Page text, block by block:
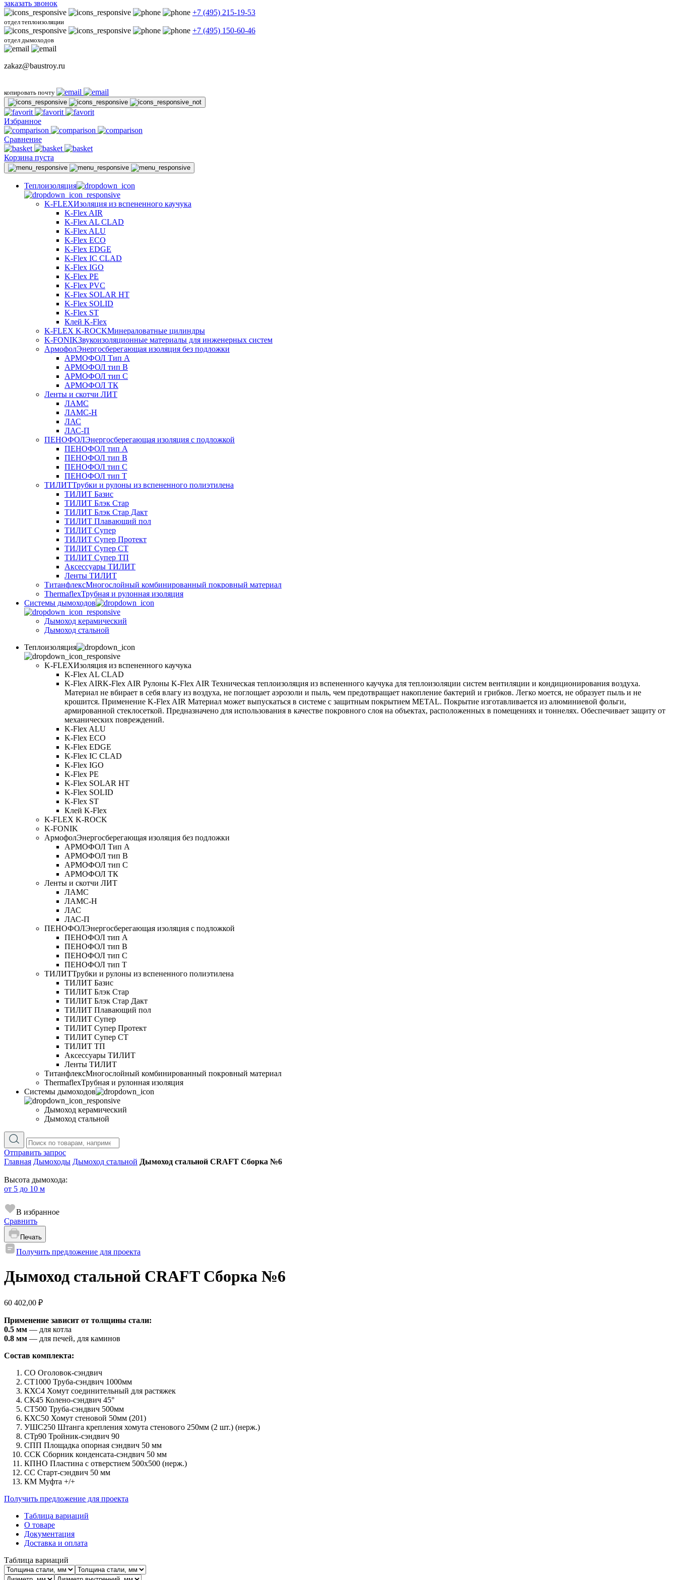
заказать звонок
+7 (495) 215-19-53
отдел теплоизоляции
+7 (495) 150-60-46
отдел дымоходов
zakaz@baustroy.ru
копировать почту
Избранное
Сравнение
Корзина пуста
Теплоизоляция
K-FLEXИзоляция из вспененного каучука
K-Flex AIR
K-Flex AL CLAD
K-Flex ALU
K-Flex ECO
K-Flex EDGE
K-Flex IC CLAD
K-Flex IGO
K-Flex PE
K-Flex PVC
K-Flex SOLAR HT
K-Flex SOLID
K-Flex ST
Клей K-Flex
K-FLEX K-ROCKМинераловатные цилиндры
K-FONIKЗвукоизоляционные материалы для инженерных систем
АрмофолЭнергосберегающая изоляция без подложки
АРМОФОЛ Тип А
АРМОФОЛ тип В
АРМОФОЛ тип C
АРМОФОЛ ТК
Ленты и скотчи ЛИТ
ЛАМС
ЛАМС-Н
ЛАС
ЛАС-П
ПЕНОФОЛЭнергосберегающая изоляция с подложкой
ПЕНОФОЛ тип А
ПЕНОФОЛ тип B
ПЕНОФОЛ тип C
ПЕНОФОЛ тип T
ТИЛИТТрубки и рулоны из вспененного полиэтилена
ТИЛИТ Базис
ТИЛИТ Блэк Стар
ТИЛИТ Блэк Стар Дакт
ТИЛИТ Плавающий пол
ТИЛИТ Супер
ТИЛИТ Супер Протект
ТИЛИТ Супер СТ
ТИЛИТ Супер ТП
Аксессуары ТИЛИТ
Ленты ТИЛИТ
ТитанфлексМногослойный комбинированный покровный материал
ThermaflexТрубная и рулонная изоляция
Cистемы дымоходов
Дымоход керамический
Дымоход стальной
Теплоизоляция
K-FLEXИзоляция из вспененного каучука
K-Flex AL CLAD
K-Flex AIRK-Flex AIR Рулоны K-Flex AIR Техническая теплоизоляция из вспененного каучука для теплоизоляции систем вентиляции и кондиционирования воздуха.
Материал не вбирает в себя влагу из воздуха, не поглощает аэрозоли и пыль, чем предотвращает накопление бактерий и грибков. Легко моется, не образует пыль и не
крошится. Применение K-Flex AIR Материал может выпускаться в системе c защитным покрытием METAL. Покрытие изготавливается из алюминиевой фольги,
армированной стеклосеткой. Предназначено для использования в качестве покровного слоя на объектах, расположенных в помещениях и тоннелях. Обеспечивает защиту от
механических повреждений.
K-Flex ALU
K-Flex ECO
K-Flex EDGE
K-Flex IC CLAD
K-Flex IGO
K-Flex PE
K-Flex SOLAR HT
K-Flex SOLID
K-Flex ST
Клей K-Flex
K-FLEX K-ROCK
K-FONIK
АрмофолЭнергосберегающая изоляция без подложки
АРМОФОЛ Тип А
АРМОФОЛ тип В
АРМОФОЛ тип C
АРМОФОЛ ТК
Ленты и скотчи ЛИТ
ЛАМС
ЛАМС-Н
ЛАС
ЛАС-П
ПЕНОФОЛЭнергосберегающая изоляция с подложкой
ПЕНОФОЛ тип А
ПЕНОФОЛ тип B
ПЕНОФОЛ тип C
ПЕНОФОЛ тип T
ТИЛИТТрубки и рулоны из вспененного полиэтилена
ТИЛИТ Базис
ТИЛИТ Блэк Стар
ТИЛИТ Блэк Стар Дакт
ТИЛИТ Плавающий пол
ТИЛИТ Супер
ТИЛИТ Супер Протект
ТИЛИТ Супер СТ
ТИЛИТ ТП
Аксессуары ТИЛИТ
Ленты ТИЛИТ
ТитанфлексМногослойный комбинированный покровный материал
ThermaflexТрубная и рулонная изоляция
Cистемы дымоходов
Дымоход керамический
Дымоход стальной
Отправить запрос
Главная Дымоходы Дымоход стальной Дымоход стальной CRAFT Сборка №6
Высота дымохода:
от 5 до 10 м
В избранное
Сравнить
Печать
Получить предложение для проекта
Дымоход стальной CRAFT Сборка №6
60 402,00 ₽
Применение зависит от толщины стали:
0.5 мм — для котла
0.8 мм — для печей, для каминов
Состав комплекта:
СО Оголовок-сэндвич
СТ1000 Труба-сэндвич 1000мм
КХС4 Хомут соединительный для растяжек
СК45 Колено-сэндвич 45°
СТ500 Труба-сэндвич 500мм
КХС50 Хомут стеновой 50мм (201)
УШС250 Штанга крепления хомута стенового 250мм (2 шт.) (нерж.)
СТр90 Тройник-сэндвич 90
СПП Площадка опорная сэндвич 50 мм
ССК Сборник конденсата-сэндвич 50 мм
КПНО Пластина с отверстием 500х500 (нерж.)
СС Старт-сэндвич 50 мм
КМ Муфта +/+
Получить предложение для проекта
Таблица вариаций
О товаре
Документация
Доставка и оплата
Таблица вариаций